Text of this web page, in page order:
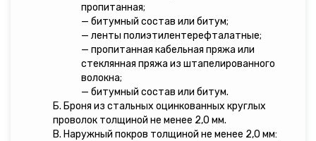
пропитанная;
— битумный состав или битум;
— ленты полиэтилентерефталатные;
— пропитанная кабельная пряжа или
стеклянная пряжа из штапелированного
волокна;
— битумный состав или битум.
Б. Броня из стальных оцинкованных круглых
проволок толщиной не менее 2,0 мм.
В. Наружный покров толщиной не менее 2,0 мм: